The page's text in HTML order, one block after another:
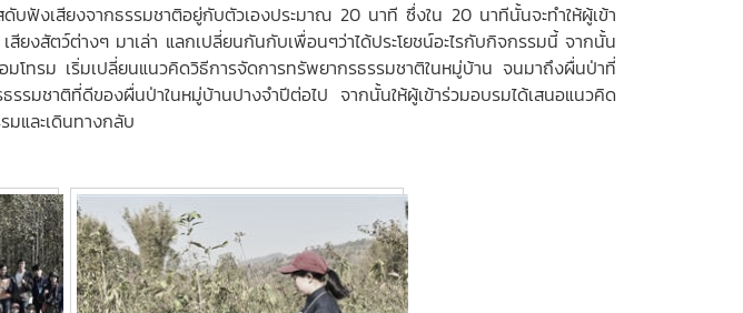
ฟังเสียงจากธรรมชาติอยู่กับตัวเองประมาณ 20 นาที ซึ่งใน 20 นาทีนั้นจะทำให้ผู้เข้า
งสัตว์ต่างๆ มาเล่า แลกเปลี่ยนกันกับเพื่อนๆว่าได้ประโยชน์อะไรกับกิจกรรมนี้ จากนั้น
ทรม เริ่มเปลี่ยนแนวคิดวิธีการจัดการทรัพยากรธรรมชาติในหมู่บ้าน จนมาถึงผื่นป่าที่
ชาติที่ดีของผื่นป่าในหมู่บ้านปางจำปีต่อไป จากนั้นให้ผู้เข้าร่วมอบรมได้เสนอแนวคิด
มและเดินทางกลับ